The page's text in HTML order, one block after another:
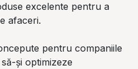
excelente pentru a
afaceri.
pentru companiile
și optimizeze